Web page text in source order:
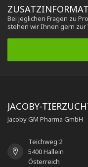
Bei jeglichen Fragen zu
stehen wir Ihnen gern zur
JACOBY-
Jacoby GM Pharma GmbH
Teichweg 2
5400 Hallein
Österreich